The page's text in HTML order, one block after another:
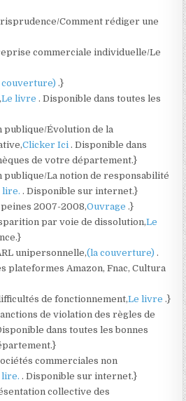
Comment rédiger une
commerciale individuelle/Le
couverture).}
Le livre. Disponible dans toutes les
publique/Évolution de la
Clicker Ici. Disponible dans
de votre département.}
publique/La notion de responsabilité
lire.. Disponible sur internet.}
peines 2007-2008,Ouvrage.}
par voie de dissolution,Le
unipersonnelle,(la couverture).
plateformes Amazon, Fnac, Cultura
de fonctionnement,Le livre.}
de violation des règles de
dans toutes les bonnes
commerciales non
lire.. Disponible sur internet.}
collective des